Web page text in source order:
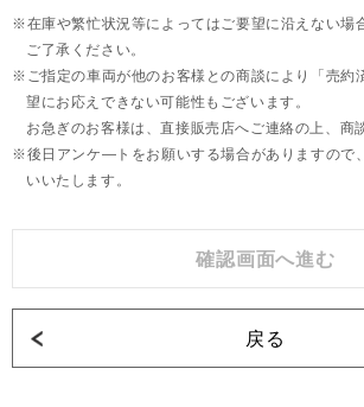
在庫や繁忙状況等によってはご要望に沿えない場
ご了承ください。
ご指定の車両が他のお客様との商談により「売約
望にお応えできない可能性もございます。
お急ぎのお客様は、直接販売店へご連絡の上、商
後日アンケ―トをお願いする場合がありますので
いいたします。
戻る